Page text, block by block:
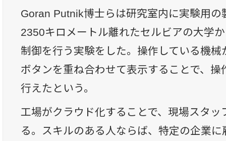
Goran Putnik博士らは研究室内に実験用の
2350キロメートル離れたセルビアの大学
制御を行う実験をした。操作している機
ボタンを重ね合わせて表示することで、操
行えたという。
工場がクラウド化することで、現場スタ
る。スキルのある人ならば、特定の企業